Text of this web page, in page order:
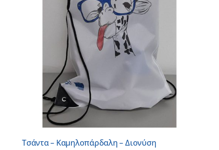
Τσάντα – Καμηλοπάρδαλη – Διονύση